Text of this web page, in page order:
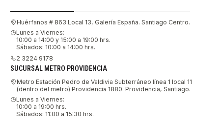
Huérfanos # 863 Local 13, Galería España. Santiago Centro.
Lunes a Viernes:
10:00 a 14:00 y 15:00 a 19:00 hrs.
Sábados: 10:00 a 14:00 hrs.
2 3224 9178
SUCURSAL METRO PROVIDENCIA
Metro Estación Pedro de Valdivia Subterráneo línea 1 local 11
(dentro del metro) Providencia 1880. Providencia, Santiago.
Lunes a Viernes:
10:00 a 19:00 hrs.
Sábados: 11:00 a 15:30 hrs.